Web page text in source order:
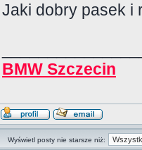
Jaki dobry pasek i
BMW Szczecin
Wyświetl posty nie starsze niż: